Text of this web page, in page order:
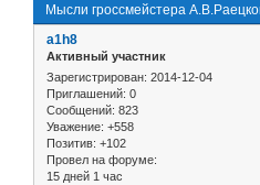
Мысли гроссмейстера
a1h8
Активный участник
Зарегистрирован: 2014-12-04
Приглашений: 0
Сообщений: 823
Уважение: +558
Позитив: +102
Провел на форуме:
15 дней 1 час